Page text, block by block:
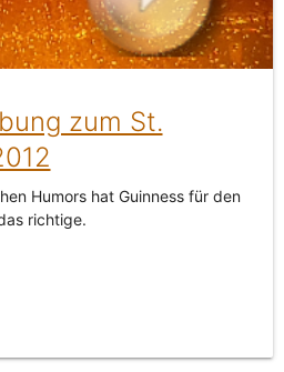
zum St.
Humors hat Guinness für den
richtige.